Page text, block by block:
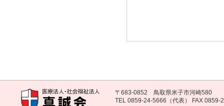
〒683-0852 鳥取県米子市河崎580
TEL 0859-24-5666（代表） FAX 0859-